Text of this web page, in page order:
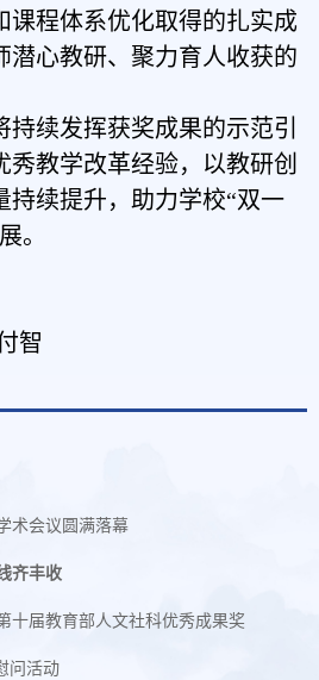
课程体系优化取得的扎实成
潜心教研、聚力育人收获的
持续发挥获奖成果的示范引
秀教学改革经验，以教研创
持续提升，助力学校“双一
。
智
术会议圆满落幕
齐丰收
十届教育部人文社科优秀成果奖
问活动